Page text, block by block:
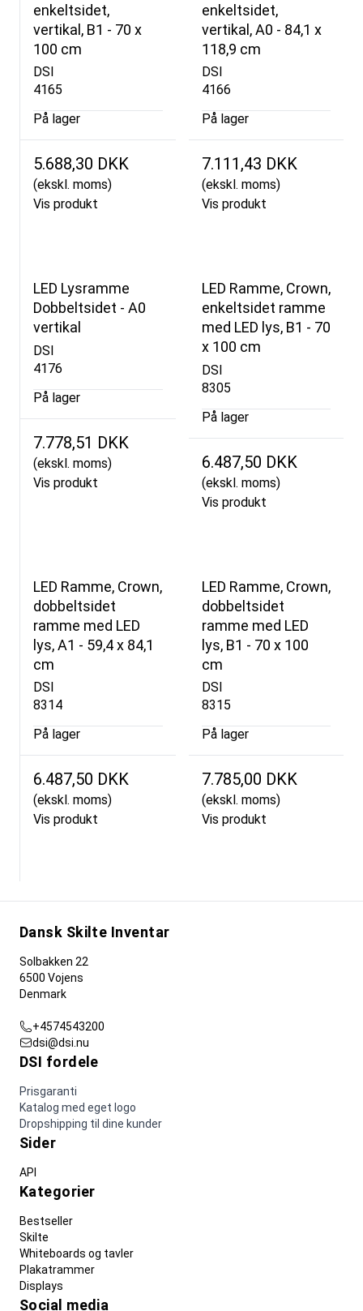
enkeltsidet,
vertikal, B1 - 70 x
100 cm
DSI
4165
På lager
5.688,30 DKK
(ekskl. moms)
Vis produkt
enkeltsidet,
vertikal, A0 - 84,1 x
118,9 cm
DSI
4166
På lager
7.111,43 DKK
(ekskl. moms)
Vis produkt
LED Lysramme
Dobbeltsidet - A0
vertikal
DSI
4176
På lager
7.778,51 DKK
(ekskl. moms)
Vis produkt
LED Ramme, Crown,
enkeltsidet ramme
med LED lys, B1 - 70
x 100 cm
DSI
8305
På lager
6.487,50 DKK
(ekskl. moms)
Vis produkt
LED Ramme, Crown,
dobbeltsidet
ramme med LED
lys, A1 - 59,4 x 84,1
cm
DSI
8314
På lager
6.487,50 DKK
(ekskl. moms)
Vis produkt
LED Ramme, Crown,
dobbeltsidet
ramme med LED
lys, B1 - 70 x 100
cm
DSI
8315
På lager
7.785,00 DKK
(ekskl. moms)
Vis produkt
Dansk Skilte Inventar
Solbakken 22
6500 Vojens
Denmark
+4574543200
dsi@dsi.nu
DSI fordele
Prisgaranti
Katalog med eget logo
Dropshipping til dine kunder
Sider
API
Kategorier
Bestseller
Skilte
Whiteboards og tavler
Plakatrammer
Displays
Social media